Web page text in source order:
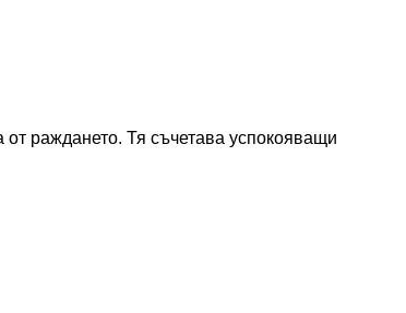
раждането. Тя съчетава успокояващи